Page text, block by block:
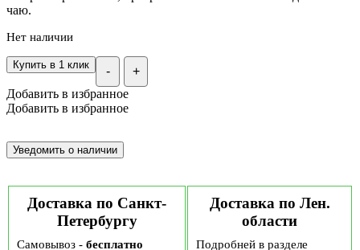
чаю.
Нет наличии
- +
Купить в 1 клик
Добавить в избранное
Добавить в избранное
Доставка по Санкт-
Петербургу
Самовывоз - бесплатно
Доставка по Лен.
области
Подробней в разделе